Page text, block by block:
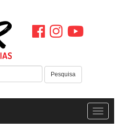
Pesquisa